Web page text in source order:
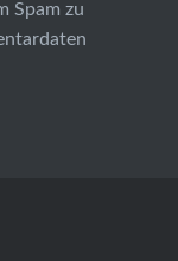
Spam zu